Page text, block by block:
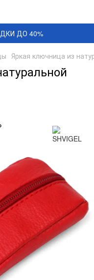
ДО 40%
Яркая ключница из